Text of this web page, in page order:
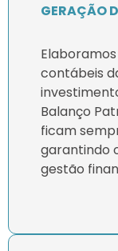
GERAÇÃO
contábeis
Balanço
ficam
garantindo
gestão